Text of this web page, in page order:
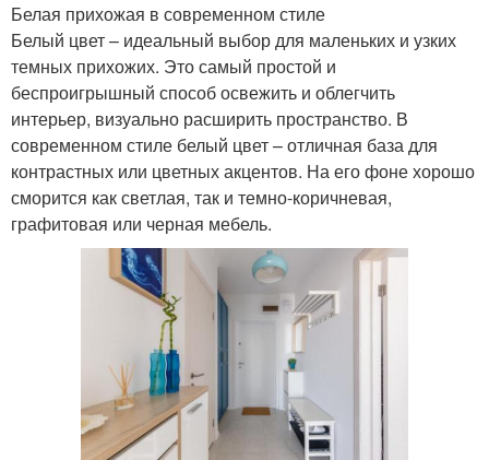
Белая прихожая в современном стиле
Белый цвет – идеальный выбор для маленьких и узких
темных прихожих. Это самый простой и
беспроигрышный способ освежить и облегчить
интерьер, визуально расширить пространство. В
современном стиле белый цвет – отличная база для
контрастных или цветных акцентов. На его фоне хорошо
сморится как светлая, так и темно-коричневая,
графитовая или черная мебель.